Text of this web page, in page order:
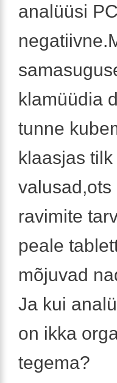
analüüsi
klamüüdia
tunne
klaasjas
ravimite
peale
mõjuvad
Ja kui
on ikka
tegema?